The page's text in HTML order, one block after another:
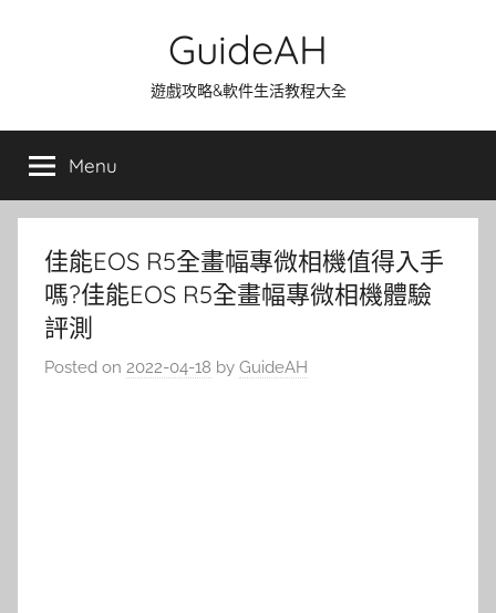
GuideAH
遊戲攻略&軟件生活教程大全
Menu
佳能EOS R5全畫幅專微相機值得入手
嗎?佳能EOS R5全畫幅專微相機體驗
評測
Posted on 2022-04-18 by GuideAH